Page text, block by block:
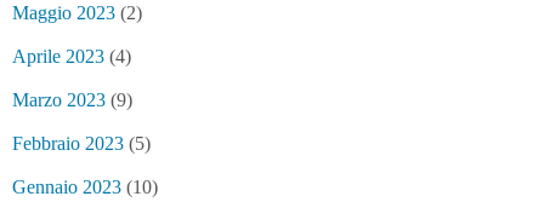
Maggio 2023 (2)
Aprile 2023 (4)
Marzo 2023 (9)
Febbraio 2023 (5)
Gennaio 2023 (10)